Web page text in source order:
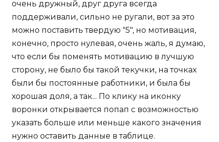
очень дружный, друг друга всегда
поддерживали, сильно не ругали, вот за это
можно поставить твердую "5", но мотивация,
конечно, просто нулевая, очень жаль, я думаю,
что если бы поменять мотивацию в лучшую
сторону, не было бы такой текучки, на точках
были бы постоянные работники, и была бы
хорошая доля, а так... По клику на иконку
воронки открывается попап с возможностью
указать больше или меньше какого значения
нужно оставить данные в таблице.